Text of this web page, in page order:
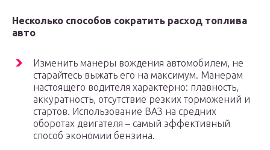
Несколько способов сократить расход топлива
авто
Изменить манеры вождения автомобилем, не
старайтесь выжать его на максимум. Манерам
настоящего водителя характерно: плавность,
аккуратность, отсутствие резких торможений и
стартов. Использование ВАЗ на средних
оборотах двигателя – самый эффективный
способ экономии бензина.